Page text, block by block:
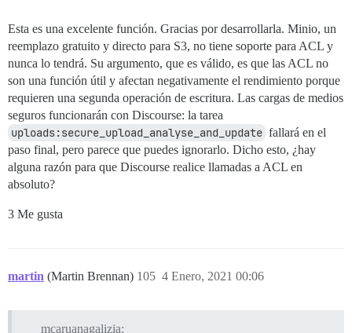
Esta es una excelente función. Gracias por desarrollarla. Minio, un
reemplazo gratuito y directo para S3, no tiene soporte para ACL y
nunca lo tendrá. Su argumento, que es válido, es que las ACL no
son una función útil y afectan negativamente el rendimiento porque
requieren una segunda operación de escritura. Las cargas de medios
seguros funcionarán con Discourse: la tarea
uploads:secure_upload_analyse_and_update fallará en el
paso final, pero parece que puedes ignorarlo. Dicho esto, ¿hay
alguna razón para que Discourse realice llamadas a ACL en
absoluto?
3 Me gusta
martin (Martin Brennan) 4 Enero, 2021 00:06
105
mcaruanagalizia: